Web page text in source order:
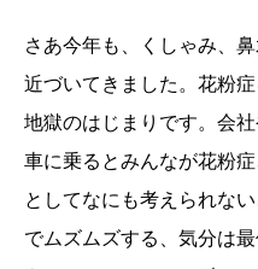
さあ今年も、くしゃみ、
近づいてきました。花粉
地獄のはじまりです。会
車に乗るとみんなが花粉
としてなにも考えられな
でムズムズする、気分は